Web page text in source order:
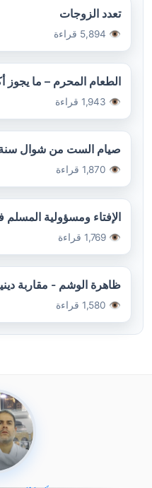
تعدد الزوجات
👁️ 5,894 قراءة
الطعام المحرم – ما يجوز
👁️ 1,943 قراءة
صيام الست من شوال سنة
👁️ 1,870 قراءة
الإفتاء ومسؤولية المسلم
👁️ 1,769 قراءة
ظاهرة الوشم - مقاربة دينية صحية اجتماعية
👁️ 1,580 قراءة